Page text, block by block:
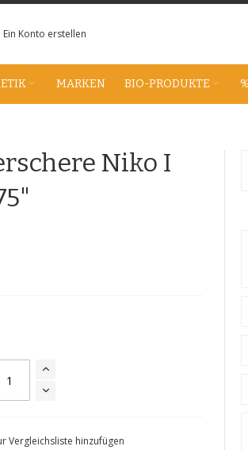
Ein Konto erstellen
MARKEN BIO-PRODUKTE
Niko I
Vergleichsliste hinzufügen